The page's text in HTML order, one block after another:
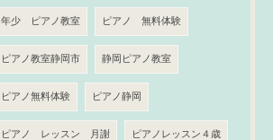
年少 ピアノ教室 ピアノ 無料体験
ピアノ教室静岡市 静岡ピアノ教室
ピアノ無料体験 ピアノ静岡
ピアノ レッスン 月謝 ピアノレッスン４歳